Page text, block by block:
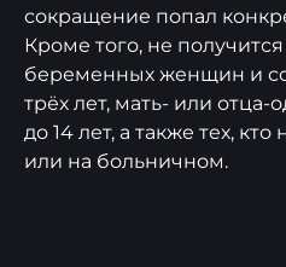
сокращение попал
Кроме того, не получится
беременных женщин и
трёх лет, мать- или
до 14 лет, а также тех, кто
или на больничном.